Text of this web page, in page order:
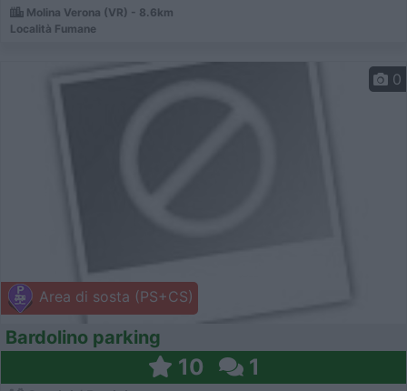
Molina Verona (VR) - 8.6km
Località Fumane
Area di sosta (PS+CS)
0
Bardolino parking
10 1